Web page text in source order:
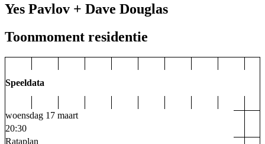
Yes Pavlov + Dave Douglas
Toonmoment residentie
Speeldata
woensdag 17 maart
20:30
Rataplan